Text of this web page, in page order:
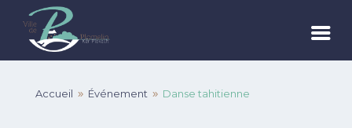
Accueil 9 Événement 9 Danse tahitienne